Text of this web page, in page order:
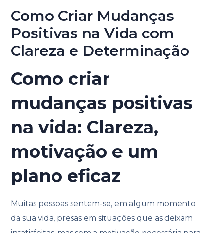
Como Criar Mudanças
Positivas na Vida com
Clareza e Determinação
Como criar
mudanças positivas
na vida: Clareza,
motivação e um
plano eficaz
Muitas pessoas sentem-se, em algum momento
da sua vida, presas em situações que as deixam